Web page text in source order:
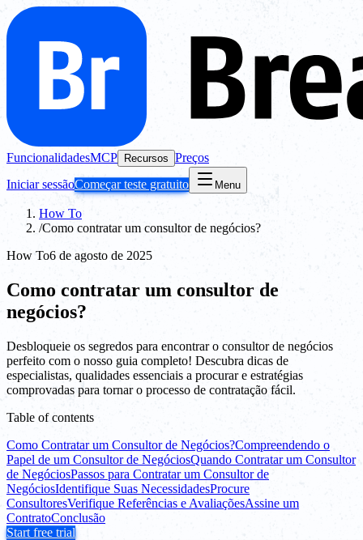
FuncionalidadesMCP Recursos Preços
Iniciar sessãoComeçar teste gratuito Menu
How To
/Como contratar um consultor de negócios?
How To6 de agosto de 2025
Como contratar um consultor de
negócios?
Desbloqueie os segredos para encontrar o consultor de negócios
perfeito com o nosso guia completo! Descubra dicas de
especialistas, qualidades essenciais a procurar e estratégias
comprovadas para tornar o processo de contratação fácil.
Table of contents
Como Contratar um Consultor de Negócios?Compreendendo o
Papel de um Consultor de NegóciosQuando Contratar um Consultor
de NegóciosPassos para Contratar um Consultor de
NegóciosIdentifique Suas NecessidadesProcure
ConsultoresVerifique Referências e AvaliaçõesAssine um
ContratoConclusão
Start free trial